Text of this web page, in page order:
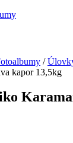
/
kapor 13,5kg